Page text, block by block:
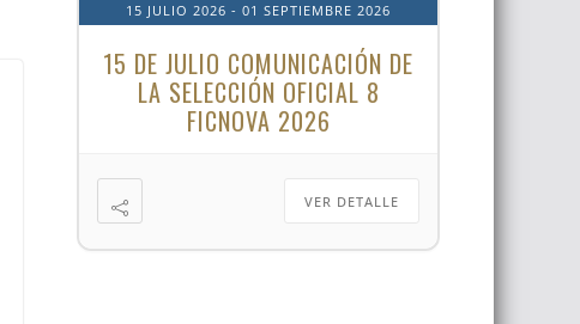
15 JULIO 2026 - 01 SEPTIEMBRE 2026
15 DE JULIO COMUNICACIÓN DE
LA SELECCIÓN OFICIAL 8
FICNOVA 2026
VER DETALLE